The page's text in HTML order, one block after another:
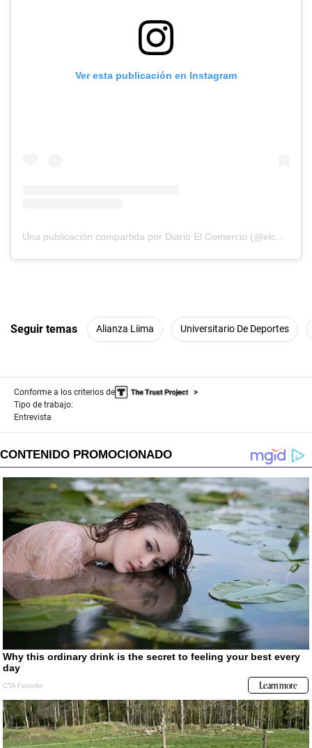
Ver esta publicación en Instagram
Seguir temas Alianza Liima Universitario De Deportes
Conforme a los criterios de
Tipo de trabajo:
Entrevista